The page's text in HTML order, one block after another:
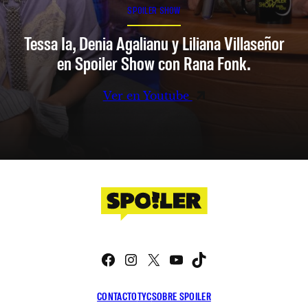
SPOILER SHOW
Tessa Ia, Denia Agalianu y Liliana Villaseñor
en Spoiler Show con Rana Fonk.
Ver en Youtube
CONTACTOTYCSOBRE SPOILER
Facebook
Instagram
X YouTube